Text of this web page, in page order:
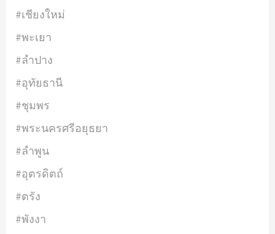
#เชียงใหม่
#พะเยา
#ลำปาง
#อุทัยธานี
#ชุมพร
#พระนครศรีอยุธยา
#ลำพูน
#อุตรดิตถ์
#ตรัง
#พังงา